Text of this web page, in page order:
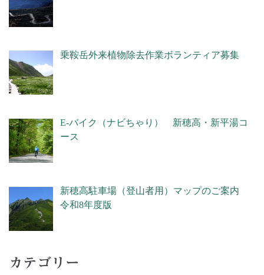
乗鞍岳外来植物除去作業ボランティア募集
E-バイク（ナビちゃり） 新穂高・新平湯コ
ース
新穂高駐車場（登山者用）マップのご案内
令和8年度版
カテゴリー